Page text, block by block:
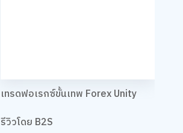
เทรดฟอเรกซ์ขั้นเทพ Forex Unity
รีวิวโดย B2S